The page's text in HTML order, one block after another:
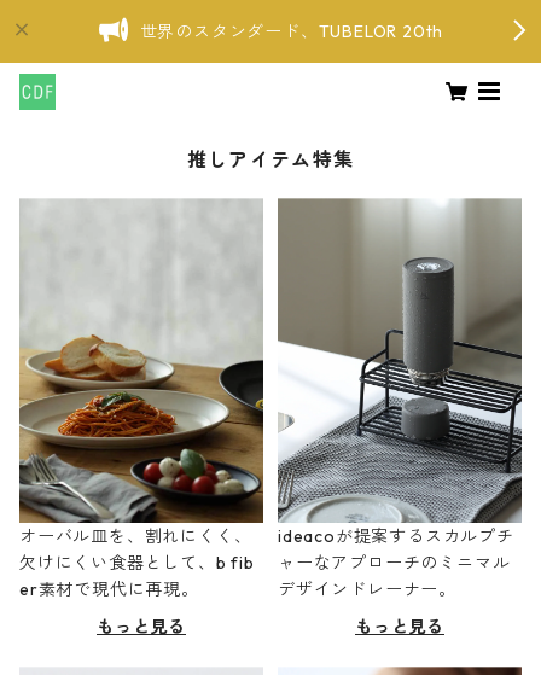
世界のスタンダード、TUBELOR 20th
推しアイテム特集
オーバル皿を、割れにくく、
欠けにくい食器として、b fib
er素材で現代に再現。
もっと見る
ideacoが提案するスカルプチ
ャーなアプローチのミニマル
デザインドレーナー。
もっと見る